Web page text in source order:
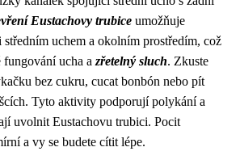
Eustachovy trubice umožňuje
uchem a okolním prostředím, což
ucha a zřetelný sluch. Zkuste
bez cukru, cucat bonbón nebo pít
Tyto aktivity podporují polykání a
uvolnit Eustachovu trubici. Pocit
a vy se budete cítit lépe.